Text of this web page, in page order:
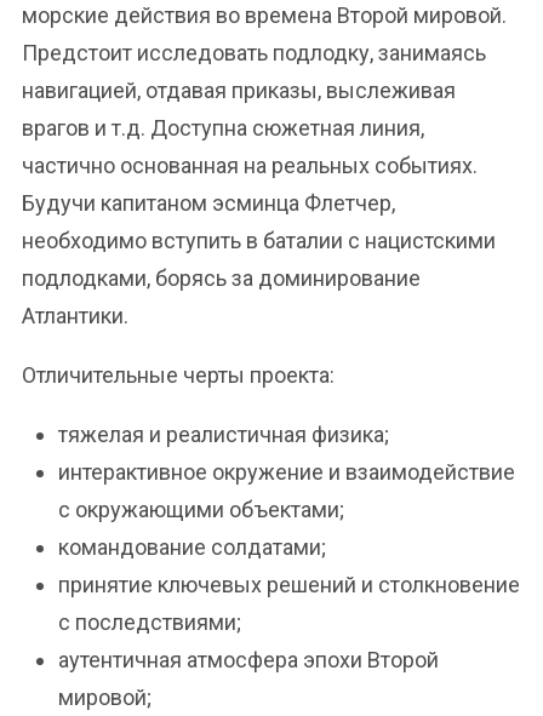
морские действия во времена Второй мировой.
Предстоит исследовать подлодку, занимаясь
навигацией, отдавая приказы, выслеживая
врагов и т.д. Доступна сюжетная линия,
частично основанная на реальных событиях.
Будучи капитаном эсминца Флетчер,
необходимо вступить в баталии с нацистскими
подлодками, борясь за доминирование
Атлантики.
Отличительные черты проекта:
тяжелая и реалистичная физика;
интерактивное окружение и взаимодействие
с окружающими объектами;
командование солдатами;
принятие ключевых решений и столкновение
с последствиями;
аутентичная атмосфера эпохи Второй
мировой;